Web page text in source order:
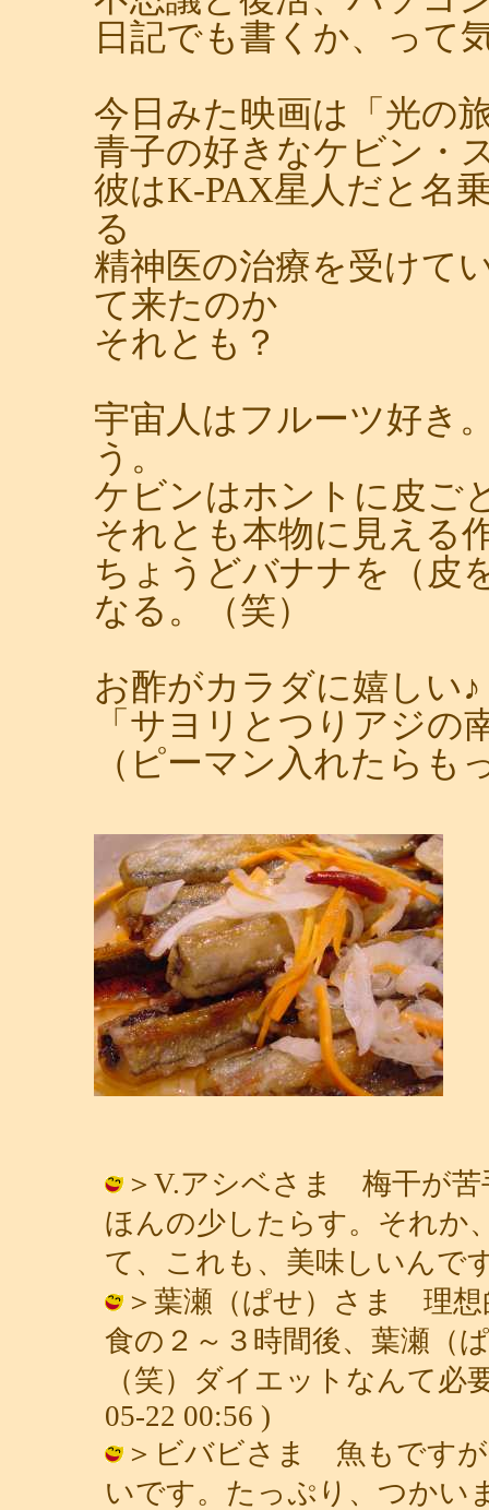
日記でも書くか、って
今日みた映画は「光の
青子の好きなケビン・
彼はK-PAX星人だと名
る
精神医の治療を受けて
て来たのか
それとも？
宇宙人はフルーツ好き
う。
ケビンはホントに皮ご
それとも本物に見える
ちょうどバナナを（皮
なる。（笑）
お酢がカラダに嬉しい♪
「サヨリとつりアジの
（ピーマン入れたらも
＞V.アシベさま 梅干が苦
ほんの少したらす。それか
て、これも、美味しいんで
＞葉瀬（ぱせ）さま 理想
食の２～３時間後、葉瀬（
（笑）ダイエットなんて必
05-22 00:56 )
＞ビバビさま 魚もですが
いです。たっぷり、つかい